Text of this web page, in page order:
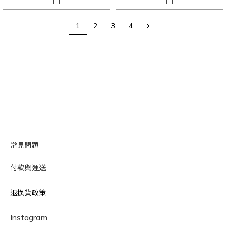
1 2 3 4
常見問題
付款與運送
退換貨政策
Instagram